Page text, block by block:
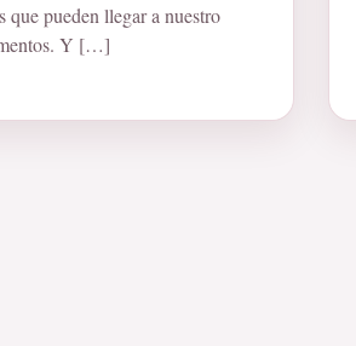
que pueden llegar a nuestro
Y […]